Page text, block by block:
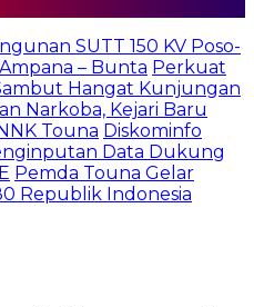
SUTT 150 KV Poso-
– Bunta Perkuat
Hangat Kunjungan
Narkoba, Kejari Baru
Touna Diskominfo
Data Dukung
Pemda Touna Gelar
Republik Indonesia